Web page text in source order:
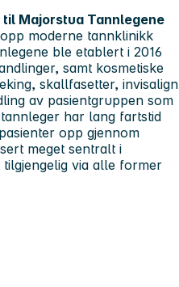
Majorstua Tannlegene
moderne tannklinikk
ble etablert i 2016
samt kosmetiske
skallfasetter, invisalign
av pasientgruppen som
har lang fartstid
opp gjennom
meget sentralt i
via alle former